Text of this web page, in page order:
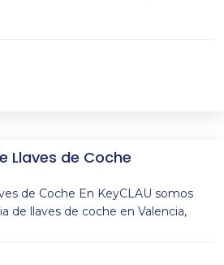
Llaves de Coche
de Coche En KeyCLAU somos
de llaves de coche en Valencia,